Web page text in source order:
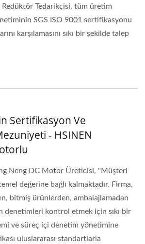
Redüktör Tedarikçisi, tüm üretim
SGS ISO 9001 sertifikasyonu
karşılamasını sıkı bir şekilde talep
Sertifikasyon Ve
- HSINEN
Neng DC Motor Üreticisi, "Müşteri
değerine bağlı kalmaktadır. Firma,
bitmiş ürünlerden, ambalajlamadan
denetimleri kontrol etmek için sıkı bir
ve süreç içi denetim yönetimine
uluslararası standartlarla